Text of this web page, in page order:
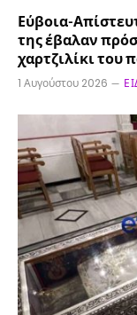
Εύβοια-
της έβαλαν
χαρτζιλίκι του
1 Αυγούστου 2026